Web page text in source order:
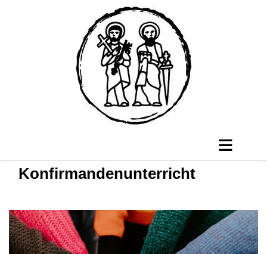
Konfirmandenunterricht